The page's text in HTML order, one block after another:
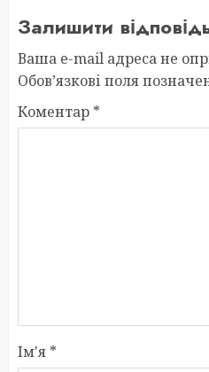
Залишити
Ваша e-mail адреса не
Обов’язкові поля
Коментар *
Ім'я *